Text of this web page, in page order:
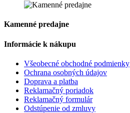
Kamenné predajne
Informácie k nákupu
Všeobecné obchodné podmienky
Ochrana osobných údajov
Doprava a platba
Reklamačný poriadok
Reklamačný formulár
Odstúpenie od zmluvy